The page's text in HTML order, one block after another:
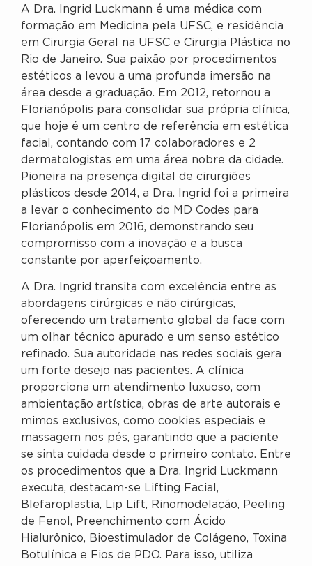
A Dra. Ingrid Luckmann é uma médica com
formação em Medicina pela UFSC, e residência
em Cirurgia Geral na UFSC e Cirurgia Plástica no
Rio de Janeiro. Sua paixão por procedimentos
estéticos a levou a uma profunda imersão na
área desde a graduação. Em 2012, retornou a
Florianópolis para consolidar sua própria clínica,
que hoje é um centro de referência em estética
facial, contando com 17 colaboradores e 2
dermatologistas em uma área nobre da cidade.
Pioneira na presença digital de cirurgiões
plásticos desde 2014, a Dra. Ingrid foi a primeira
a levar o conhecimento do MD Codes para
Florianópolis em 2016, demonstrando seu
compromisso com a inovação e a busca
constante por aperfeiçoamento.
A Dra. Ingrid transita com excelência entre as
abordagens cirúrgicas e não cirúrgicas,
oferecendo um tratamento global da face com
um olhar técnico apurado e um senso estético
refinado. Sua autoridade nas redes sociais gera
um forte desejo nas pacientes. A clínica
proporciona um atendimento luxuoso, com
ambientação artística, obras de arte autorais e
mimos exclusivos, como cookies especiais e
massagem nos pés, garantindo que a paciente
se sinta cuidada desde o primeiro contato. Entre
os procedimentos que a Dra. Ingrid Luckmann
executa, destacam-se Lifting Facial,
Blefaroplastia, Lip Lift, Rinomodelação, Peeling
de Fenol, Preenchimento com Ácido
Hialurônico, Bioestimulador de Colágeno, Toxina
Botulínica e Fios de PDO. Para isso, utiliza